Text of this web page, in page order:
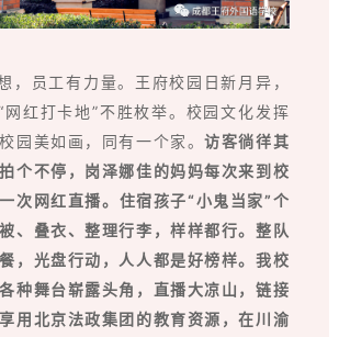
员工有力量。王府校园日新月异，
网红打卡地”不胜枚举。校园文化发挥
园美如画，同有一个家。访客徜徉其
个不停，岗泽娜佳的妈妈每次来到校
次网红直播。住宿孩子“小鬼当家”个
、叠衣、整理行李，样样都行。整队
，光盘行动，人人都是好榜样。我校
种舞台崭露头角，直播大凉山，链接
用北京法政集团的教育资源，在川渝